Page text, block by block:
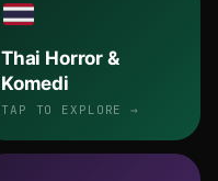
Thai Horror &
Komedi
TAP TO EXPLORE →